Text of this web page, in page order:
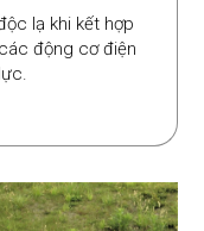
lạ khi kết hợp
động cơ điện